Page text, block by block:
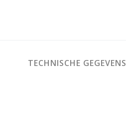
TECHNISCHE GEGEVENS